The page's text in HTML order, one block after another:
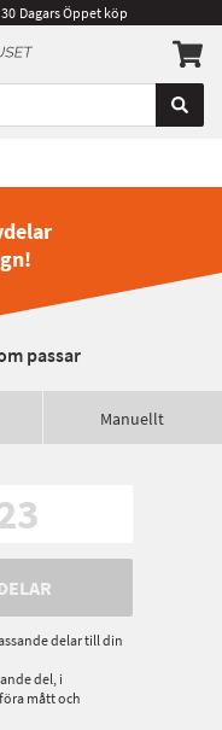
Dagars Öppet köp
passar
Manuellt
delar till din
del, i
mått och